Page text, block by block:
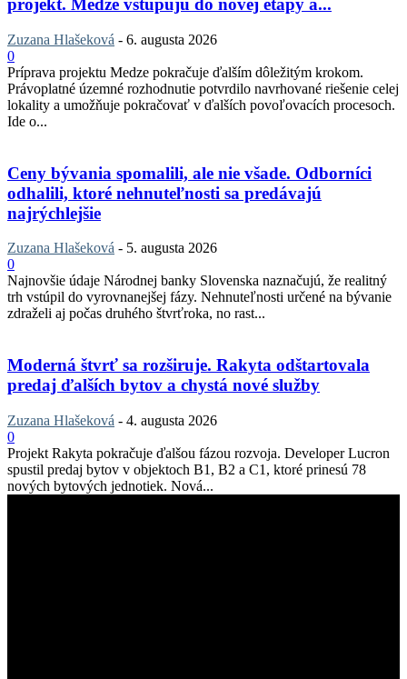
projekt. Medze vstupujú do novej etapy a...
Zuzana Hlašeková - 6. augusta 2026
0
Príprava projektu Medze pokračuje ďalším dôležitým krokom.
Právoplatné územné rozhodnutie potvrdilo navrhované riešenie celej
lokality a umožňuje pokračovať v ďalších povoľovacích procesoch.
Ide o...
Ceny bývania spomalili, ale nie všade. Odborníci
odhalili, ktoré nehnuteľnosti sa predávajú
najrýchlejšie
Zuzana Hlašeková - 5. augusta 2026
0
Najnovšie údaje Národnej banky Slovenska naznačujú, že realitný
trh vstúpil do vyrovnanejšej fázy. Nehnuteľnosti určené na bývanie
zdraželi aj počas druhého štvrťroka, no rast...
Moderná štvrť sa rozširuje. Rakyta odštartovala
predaj ďalších bytov a chystá nové služby
Zuzana Hlašeková - 4. augusta 2026
0
Projekt Rakyta pokračuje ďalšou fázou rozvoja. Developer Lucron
spustil predaj bytov v objektoch B1, B2 a C1, ktoré prinesú 78
nových bytových jednotiek. Nová...